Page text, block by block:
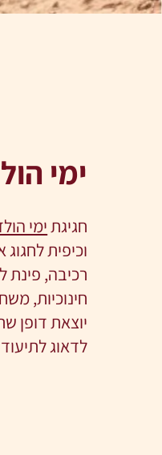
ימי
חגיגתימי
וכיפית
רכיבה, פינת
חינוכיות,
יוצאת דופן
לדאוג